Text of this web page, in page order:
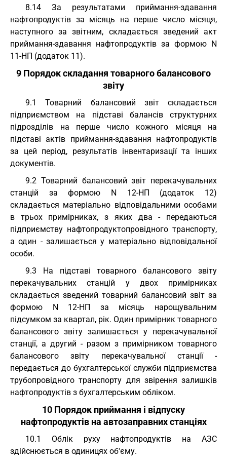
8.14 За результатами приймання-здавання
нафтопродуктів за місяць на перше число місяця,
наступного за звітним, складається зведений акт
приймання-здавання нафтопродуктів за формою N
11-НП (додаток 11).
9 Порядок складання товарного балансового
звіту
9.1 Товарний балансовий звіт складається
підприємством на підставі балансів структурних
підрозділів на перше число кожного місяця на
підставі актів приймання-здавання нафтопродуктів
за цей період, результатів інвентаризації та інших
документів.
9.2 Товарний балансовий звіт перекачувальних
станцій за формою N 12-НП (додаток 12)
складається матеріально відповідальними особами
в трьох примірниках, з яких два - передаються
підприємству нафтопродуктопровідного транспорту,
а один - залишається у матеріально відповідальної
особи.
9.3 На підставі товарного балансового звіту
перекачувальних станцій у двох примірниках
складається зведений товарний балансовий звіт за
формою N 12-НП за місяць нарощувальним
підсумком за квартал, рік. Один примірник товарного
балансового звіту залишається у перекачувальної
станції, а другий - разом з примірником товарного
балансового звіту перекачувальної станції -
передається до бухгалтерської служби підприємства
трубопровідного транспорту для звірення залишків
нафтопродуктів з бухгалтерським обліком.
10 Порядок приймання і відпуску
нафтопродуктів на автозаправних станціях
10.1 Облік руху нафтопродуктів на АЗС
здійснюється в одиницях об'єму.